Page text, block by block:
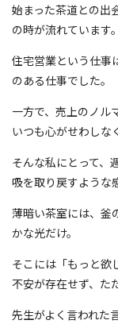
始まった茶道との出
の時が流れています。
住宅営業という仕事
のある仕事でした。
一方で、売上のノル
いつも心がせわしな
そんな私にとって、
吸を取り戻すような
薄暗い茶室には、釜
かな光だけ。
そこには「もっと欲
不安が存在せず、た
先生がよく言われた